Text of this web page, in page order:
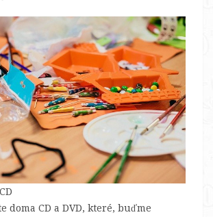
doma CD a DVD, které, buďme